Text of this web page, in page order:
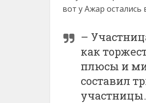
вот у Ажар остались
–
как
плюсы и
составил